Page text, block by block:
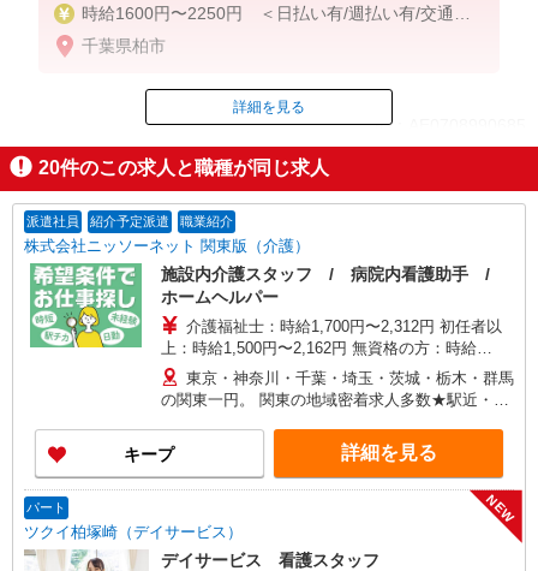
時給1600円〜2250円 ＜日払い有/週払い有/交通費
全支給(ガソリン代含む)＞
千葉県柏市
ID：AE0708990685
掲載期間終了
詳細を見る
20件のこの求人と職種が同じ求人
派遣社員 紹介予定派遣 職業紹介
株式会社ニッソーネット 関東版（介護）
施設内介護スタッフ / 病院内看護助手 /
ホームヘルパー
介護福祉士：時給1,700円〜2,312円 初任者以
上：時給1,500円〜2,162円 無資格の方：時給
1,350円〜1,925円 ※給与幅は勤務先による +交通
費、諸手当（勤務先による） +0円で介護資格が取
れる （別途規定） ★給与日払い制度あり！
東京・神奈川・千葉・埼玉・茨城・栃木・群馬
の関東一円。 関東の地域密着求人多数★駅近・家
キープ 詳細を見る
パート
ツクイ柏塚崎（デイサービス）
NEW
デイサービス 看護スタッフ